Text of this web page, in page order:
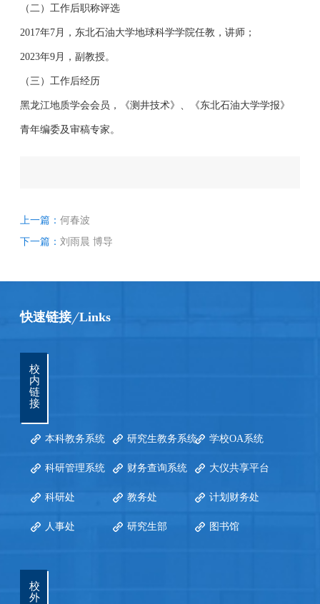
（二）工作后职称评选
2017年7月，东北石油大学地球科学学院任教，讲师；
2023年9月，副教授。
（三）工作后经历
黑龙江地质学会会员，《测井技术》、《东北石油大学学报》
青年编委及审稿专家。
上一篇：何春波
下一篇：刘雨晨 博导
快速链接 Links
校
内
链
接
本科教务系统 研究生教务系统 学校OA系统
科研管理系统 财务查询系统 大仪共享平台
科研处 教务处 计划财务处
人事处 研究生部 图书馆
校
外